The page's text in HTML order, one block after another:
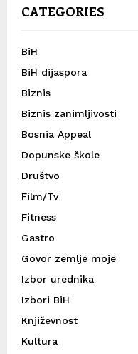
CATEGORIES
BiH
BiH dijaspora
Biznis
Biznis zanimljivosti
Bosnia Appeal
Dopunske škole
Društvo
Film/Tv
Fitness
Gastro
Govor zemlje moje
Izbor urednika
Izbori BiH
Književnost
Kultura